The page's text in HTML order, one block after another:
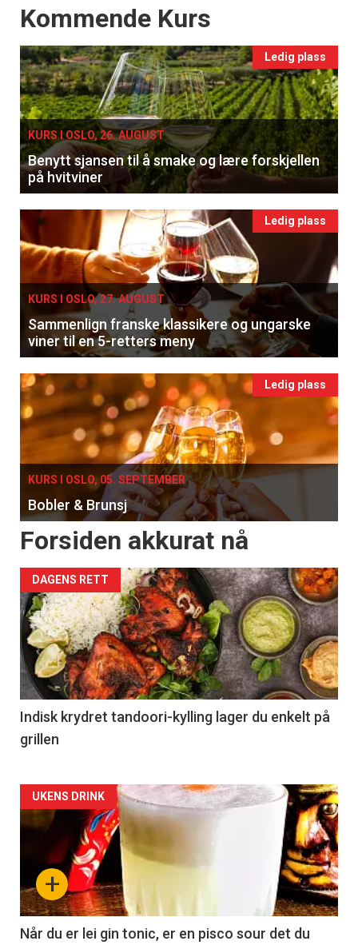
Events
Kommende Kurs
Ledig plass
KURS I OSLO, 26. AUGUST
Benytt sjansen til å smake og lære forskjellen
på hvitviner
Ledig plass
KURS I OSLO, 27. AUGUST
Sammenlign franske klassikere og ungarske
viner til en 5-retters meny
Ledig plass
KURS I OSLO, 05. SEPTEMBER
Bobler & Brunsj
Forsiden akkurat nå
DAGENS RETT
Indisk krydret tandoori-kylling lager du enkelt på
grillen
Forsiden
akkurat
nå
-
2
+
UKENS DRINK
Når du er lei gin tonic, er en pisco sour det du